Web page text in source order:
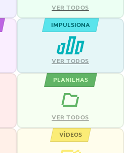
VER TODOS
IMPULSIONA
VER TODOS
PLANILHAS
VER TODOS
VÍDEOS